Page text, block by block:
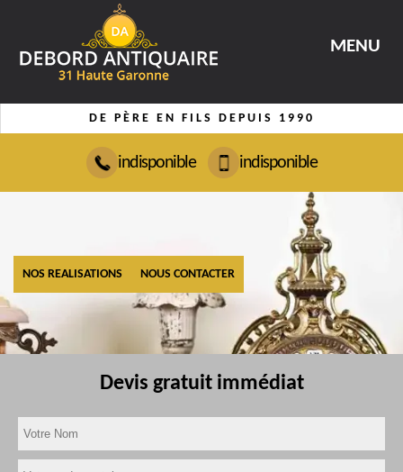
MENU
DE PÈRE EN FILS DEPUIS 1990
indisponible indisponible
NOS REALISATIONS NOUS CONTACTER
Devis gratuit immédiat